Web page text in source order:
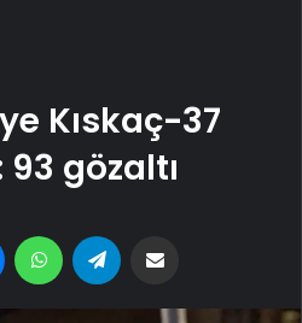
Kıskaç-37
gözaltı
MessengerWhatsApp